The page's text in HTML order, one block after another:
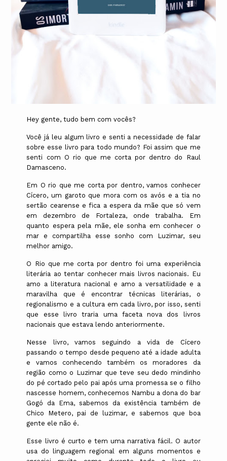
Hey gente, tudo bem com vocês?
Você já leu algum livro e senti a necessidade de falar
sobre esse livro para todo mundo? Foi assim que me
senti com O rio que me corta por dentro do Raul
Damasceno.
Em O rio que me corta por dentro, vamos conhecer
Cícero, um garoto que mora com os avós e a tia no
sertão cearense e fica a espera da mãe que só vem
em dezembro de Fortaleza, onde trabalha. Em
quanto espera pela mãe, ele sonha em conhecer o
mar e compartilha esse sonho com Luzimar, seu
melhor amigo.
O Rio que me corta por dentro foi uma experiência
literária ao tentar conhecer mais livros nacionais. Eu
amo a literatura nacional e amo a versatilidade e a
maravilha que é encontrar técnicas literárias, o
regionalismo e a cultura em cada livro, por isso, senti
que esse livro traria uma faceta nova dos livros
nacionais que estava lendo anteriormente.
Nesse livro, vamos seguindo a vida de Cícero
passando o tempo desde pequeno até a idade adulta
e vamos conhecendo também os moradores da
região como o Luzimar que teve seu dedo mindinho
do pé cortado pelo pai após uma promessa se o filho
nascesse homem, conhecemos Nambu a dona do bar
Gogó da Ema, sabemos da existência também de
Chico Metero, pai de luzimar, e sabemos que boa
gente ele não é.
Esse livro é curto e tem uma narrativa fácil. O autor
usa do linguagem regional em alguns momentos e